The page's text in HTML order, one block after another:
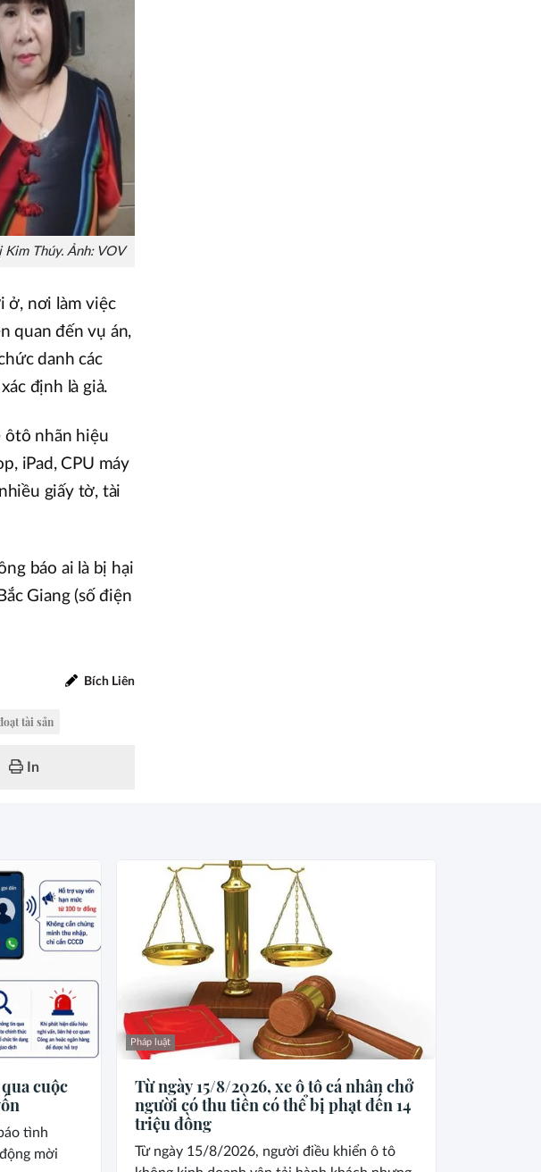
Kim Thúy. Ảnh: VOV
ở, nơi làm việc
quan đến vụ án,
danh các
định là giả.
ôtô nhãn hiệu
iPad, CPU máy
giấy tờ, tài
báo ai là bị hại
Giang (số điện
Bích Liên
tài sản
In
cuộc
tình
mời
Pháp luật
Từ ngày 15/8/2026, xe ô tô cá nhân chở
người có thu tiền có thể bị phạt đến 14
triệu đồng
Từ ngày 15/8/2026, người điều khiển ô tô